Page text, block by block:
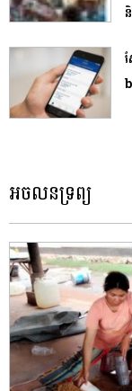
អចលនទ្រព្យ